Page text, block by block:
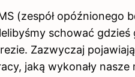
(zespół opóźnionego
schować gdzieś
Zazwyczaj
jaką wykonały nasze